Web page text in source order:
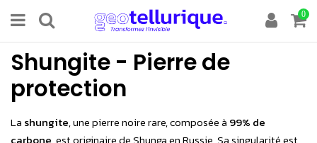
0
Shungite - Pierre de
protection
La shungite, une pierre noire rare, composée à 99% de
carbone, est originaire de Shunga en Russie. Sa singularité est